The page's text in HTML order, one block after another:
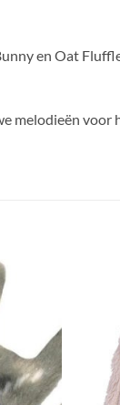
en Oat
melodieën